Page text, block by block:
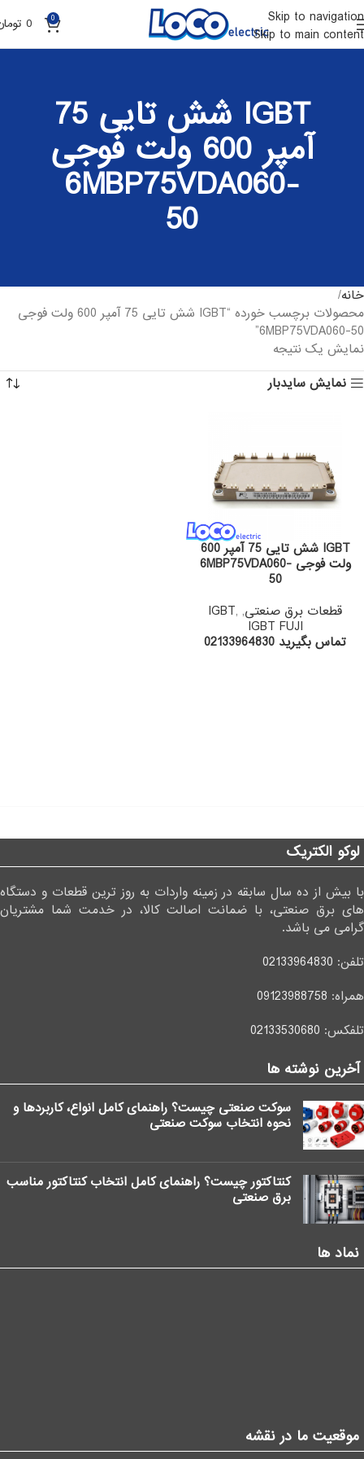
Skip to navigation
Skip to main content
0
0
IGBT شش تایی 75
آمپر 600 ولت فوجی
6MBP75VDA060-
50
خانه
محصولات برچسب خورده “IGBT شش تایی 75 آمپر 600 ولت فوجی
6MBP75VDA060-50”
نمایش یک نتیجه
نمایش سایدبار
IGBT شش تایی 75 آمپر 600
ولت فوجی 6MBP75VDA060-
50
قطعات برق صنعتی,
IGBT,
IGBT FUJI
تماس بگیرید 02133964830
لوکو الکتریک
با بیش از ده سال سابقه در زمینه واردات به روز ترین قطعات و دستگاه
های برق صنعتی، با ضمانت اصالت کالا، در خدمت شما مشتریان
گرامی می باشد.
تلفن: 02133964830
همراه: 09123988758
تلفکس: 02133530680
آخرین نوشته ها
سوکت صنعتی چیست؟ راهنمای کامل انواع، کاربردها و
نحوه انتخاب سوکت صنعتی
کنتاکتور چیست؟ راهنمای کامل انتخاب کنتاکتور مناسب
برق صنعتی
نماد ها
موقعیت ما در نقشه